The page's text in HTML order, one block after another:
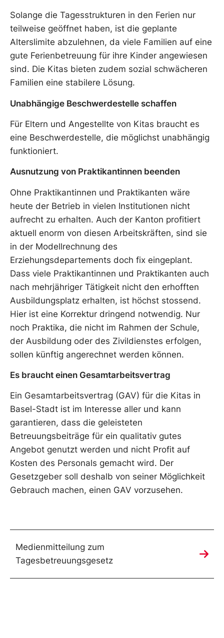
Solange die Tagesstrukturen in den Ferien nur
teilweise geöffnet haben, ist die geplante
Alterslimite abzulehnen, da viele Familien auf eine
gute Ferienbetreuung für ihre Kinder angewiesen
sind. Die Kitas bieten zudem sozial schwächeren
Familien eine stabilere Lösung.
Unabhängige Beschwerdestelle schaffen
Für Eltern und Angestellte von Kitas braucht es
eine Beschwerdestelle, die möglichst unabhängig
funktioniert.
Ausnutzung von Praktikantinnen beenden
Ohne Praktikantinnen und Praktikanten wäre
heute der Betrieb in vielen Institutionen nicht
aufrecht zu erhalten. Auch der Kanton profitiert
aktuell enorm von diesen Arbeitskräften, sind sie
in der Modellrechnung des
Erziehungsdepartements doch fix eingeplant.
Dass viele Praktikantinnen und Praktikanten auch
nach mehrjähriger Tätigkeit nicht den erhofften
Ausbildungsplatz erhalten, ist höchst stossend.
Hier ist eine Korrektur dringend notwendig. Nur
noch Praktika, die nicht im Rahmen der Schule,
der Ausbildung oder des Zivildienstes erfolgen,
sollen künftig angerechnet werden können.
Es braucht einen Gesamtarbeitsvertrag
Ein Gesamtarbeitsvertrag (GAV) für die Kitas in
Basel-Stadt ist im Interesse aller und kann
garantieren, dass die geleisteten
Betreuungsbeiträge für ein qualitativ gutes
Angebot genutzt werden und nicht Profit auf
Kosten des Personals gemacht wird. Der
Gesetzgeber soll deshalb von seiner Möglichkeit
Gebrauch machen, einen GAV vorzusehen.
Medienmitteilung zum
Tagesbetreuungsgesetz